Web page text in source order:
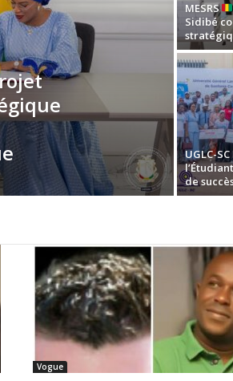
MESRS
Sidibé
UGLC-
de
Vogue